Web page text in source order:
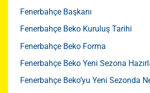
Fenerbahçe Başkanı
Fenerbahçe Beko Kuruluş Tarihi
Fenerbahçe Beko Forma
Fenerbahçe Beko Yeni Sezona
Fenerbahçe Beko’yu Yeni Sezonda